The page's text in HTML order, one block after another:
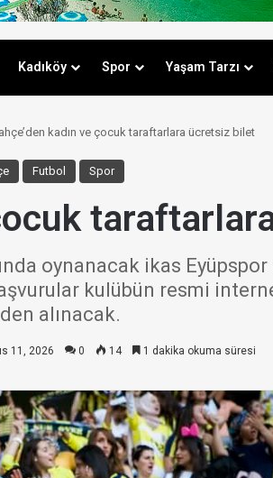
Kadıköy Spor Yaşam Tarzı
kadın ve çocuk taraftarlara ücretsiz bilet
Futbol Spor
oynanacak ikas Eyüpspor
kulübün resmi
alınacak.
11, 2026 0 14 1 dakika okuma süresi